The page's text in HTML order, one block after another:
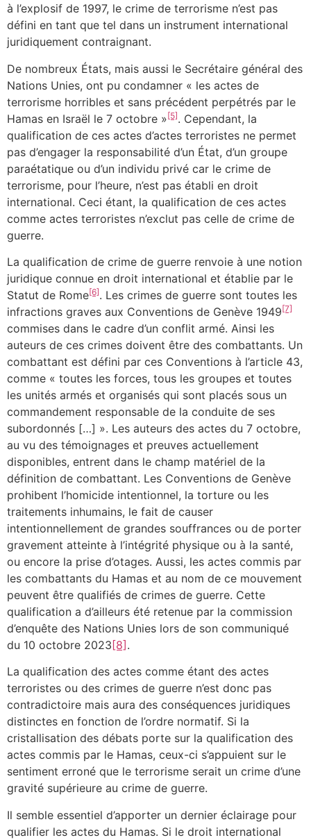
à l’explosif de 1997, le crime de terrorisme n’est pas
défini en tant que tel dans un instrument international
juridiquement contraignant.
De nombreux États, mais aussi le Secrétaire général des
Nations Unies, ont pu condamner « les actes de
terrorisme horribles et sans précédent perpétrés par le
Hamas en Israël le 7 octobre »[5]. Cependant, la
qualification de ces actes d’actes terroristes ne permet
pas d’engager la responsabilité d’un État, d’un groupe
paraétatique ou d’un individu privé car le crime de
terrorisme, pour l’heure, n’est pas établi en droit
international. Ceci étant, la qualification de ces actes
comme actes terroristes n’exclut pas celle de crime de
guerre.
La qualification de crime de guerre renvoie à une notion
juridique connue en droit international et établie par le
Statut de Rome[6]. Les crimes de guerre sont toutes les
infractions graves aux Conventions de Genève 1949[7]
commises dans le cadre d’un conflit armé. Ainsi les
auteurs de ces crimes doivent être des combattants. Un
combattant est défini par ces Conventions à l’article 43,
comme « toutes les forces, tous les groupes et toutes
les unités armés et organisés qui sont placés sous un
commandement responsable de la conduite de ses
subordonnés […] ». Les auteurs des actes du 7 octobre,
au vu des témoignages et preuves actuellement
disponibles, entrent dans le champ matériel de la
définition de combattant. Les Conventions de Genève
prohibent l’homicide intentionnel, la torture ou les
traitements inhumains, le fait de causer
intentionnellement de grandes souffrances ou de porter
gravement atteinte à l’intégrité physique ou à la santé,
ou encore la prise d’otages. Aussi, les actes commis par
les combattants du Hamas et au nom de ce mouvement
peuvent être qualifiés de crimes de guerre. Cette
qualification a d’ailleurs été retenue par la commission
d’enquête des Nations Unies lors de son communiqué
du 10 octobre 2023 [8] .
La qualification des actes comme étant des actes
terroristes ou des crimes de guerre n’est donc pas
contradictoire mais aura des conséquences juridiques
distinctes en fonction de l’ordre normatif. Si la
cristallisation des débats porte sur la qualification des
actes commis par le Hamas, ceux-ci s’appuient sur le
sentiment erroné que le terrorisme serait un crime d’une
gravité supérieure au crime de guerre.
Il semble essentiel d’apporter un dernier éclairage pour
qualifier les actes du Hamas. Si le droit international